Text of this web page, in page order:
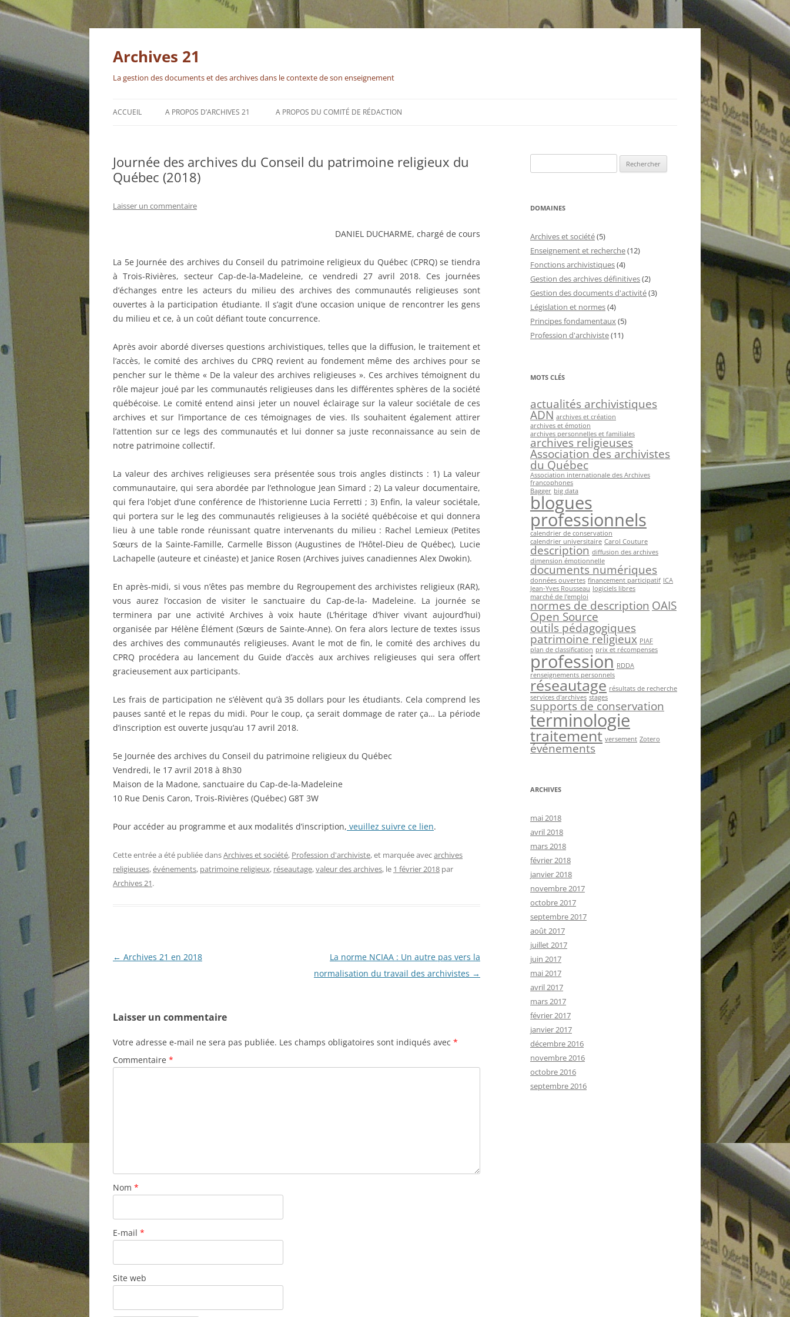
Aller
contenu
Archives 21
La gestion des documents et des archives dans le contexte de son enseignement
ACCUEIL A PROPOS D’ARCHIVES 21 A PROPOS DU COMITÉ DE RÉDACTION
Journée des archives du Conseil du patrimoine religieux du
Québec (2018)
Laisser un commentaire
DANIEL DUCHARME, chargé de cours
La 5e Journée des archives du Conseil du patrimoine religieux du Québec (CPRQ) se tiendra
à Trois-Rivières, secteur Cap-de-la-Madeleine, ce vendredi 27 avril 2018. Ces journées
d’échanges entre les acteurs du milieu des archives des communautés religieuses sont
ouvertes à la participation étudiante. Il s’agit d’une occasion unique de rencontrer les gens
du milieu et ce, à un coût défiant toute concurrence.
Après avoir abordé diverses questions archivistiques, telles que la diffusion, le traitement et
l’accès, le comité des archives du CPRQ revient au fondement même des archives pour se
pencher sur le thème « De la valeur des archives religieuses ». Ces archives témoignent du
rôle majeur joué par les communautés religieuses dans les différentes sphères de la société
québécoise. Le comité entend ainsi jeter un nouvel éclairage sur la valeur sociétale de ces
archives et sur l’importance de ces témoignages de vies. Ils souhaitent également attirer
l’attention sur ce legs des communautés et lui donner sa juste reconnaissance au sein de
notre patrimoine collectif.
La valeur des archives religieuses sera présentée sous trois angles distincts : 1) La valeur
communautaire, qui sera abordée par l’ethnologue Jean Simard ; 2) La valeur documentaire,
qui fera l’objet d’une conférence de l’historienne Lucia Ferretti ; 3) Enfin, la valeur sociétale,
qui portera sur le leg des communautés religieuses à la société québécoise et qui donnera
lieu à une table ronde réunissant quatre intervenants du milieu : Rachel Lemieux (Petites
Sœurs de la Sainte-Famille, Carmelle Bisson (Augustines de l’Hôtel-Dieu de Québec), Lucie
Lachapelle (auteure et cinéaste) et Janice Rosen (Archives juives canadiennes Alex Dwokin).
En après-midi, si vous n’êtes pas membre du Regroupement des archivistes religieux (RAR),
vous aurez l’occasion de visiter le sanctuaire du Cap-de-la- Madeleine. La journée se
terminera par une activité Archives à voix haute (L’héritage d’hiver vivant aujourd’hui)
organisée par Hélène Élément (Sœurs de Sainte-Anne). On fera alors lecture de textes issus
des archives des communautés religieuses. Avant le mot de fin, le comité des archives du
CPRQ procédera au lancement du Guide d’accès aux archives religieuses qui sera offert
gracieusement aux participants.
Les frais de participation ne s’élèvent qu’à 35 dollars pour les étudiants. Cela comprend les
pauses santé et le repas du midi. Pour le coup, ça serait dommage de rater ça… La période
d’inscription est ouverte jusqu’au 17 avril 2018.
5e Journée des archives du Conseil du patrimoine religieux du Québec
Vendredi, le 17 avril 2018 à 8h30
Maison de la Madone, sanctuaire du Cap-de-la-Madeleine
10 Rue Denis Caron, Trois-Rivières (Québec) G8T 3W
Pour accéder au programme et aux modalités d’inscription, veuillez suivre ce lien.
Cette entrée a été publiée dansArchives et société, Profession d'archiviste, et marquée avecarchives
religieuses,événements, patrimoine religieux, réseautage,valeur des archives, le 1 février 2018 par
Archives 21.
Navigation
← Archives 21 en 2018
La norme NCIAA : Un autre pas vers la
normalisation du travail des archivistes →
Laisser un commentaire
Votre adresse e-mail ne sera pas publiée. Les champs obligatoires sont indiqués avec *
Commentaire *
Nom *
E-mail *
Site web
DOMAINES
Archives et société(5)
Enseignement et recherche(12)
Fonctions archivistiques(4)
Gestion des archives définitives(2)
Gestion des documents d'activité(3)
Législation et normes(4)
Principes fondamentaux(5)
Profession d'archiviste(11)
MOTS CLÉS
actualités archivistiques
ADN archives et création
archives et émotion
archives personnelles et familiales
archives religieuses
Association des archivistes
du Québec
Association internationale des Archives
francophones
Bagger big data
blogues
professionnels
calendrier de conservation
calendrier universitaire Carol Couture
description diffusion des archives
dimension émotionnelle
documents numériques
données ouvertes financement participatif ICA
Jean-Yves Rousseau logiciels libres
marché de l'emploi
normes de description OAIS
Open Source
outils pédagogiques
patrimoine religieux PIAF
plan de classification prix et récompenses
profession RDDA
renseignements personnels
réseautage résultats de recherche
services d'archives stages
supports de conservation
terminologie
traitement versement Zotero
événements
ARCHIVES
mai 2018
avril 2018
mars 2018
février 2018
janvier 2018
novembre 2017
octobre 2017
septembre 2017
août 2017
juillet 2017
juin 2017
mai 2017
avril 2017
mars 2017
février 2017
janvier 2017
décembre 2016
novembre 2016
octobre 2016
septembre 2016